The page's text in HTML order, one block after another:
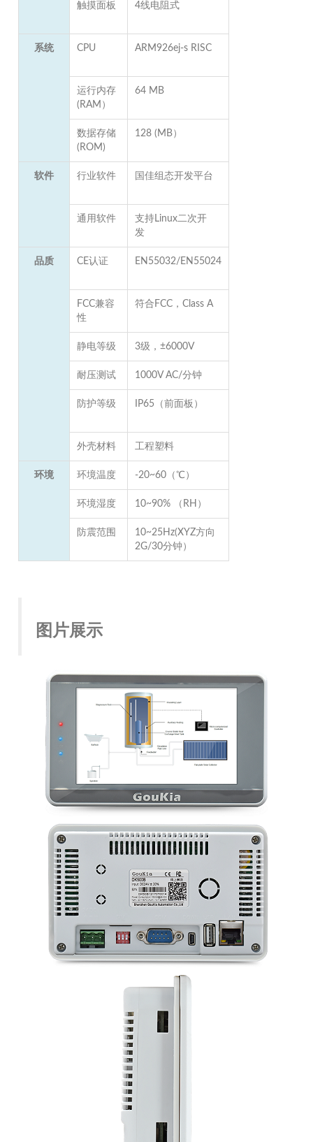
触摸面板 4线电阻式
系统 CPU ARM926ej-s RISC
运行内存
(RAM）
64 MB
数据存储
(ROM)
128 (MB）
软件 行业软件 国佳组态开发平台
通用软件
支持Linux二次开
发
品质 CE认证 EN55032/EN55024
FCC兼容
性
符合FCC，Class A
静电等级 3级，±6000V
耐压测试 1000V AC/分钟
防护等级 IP65（前面板）
外壳材料 工程塑料
环境 环境温度 -20~60（℃）
环境湿度 10~90% （RH）
防震范围
10~25Hz(XYZ方向
2G/30分钟）
图片展示